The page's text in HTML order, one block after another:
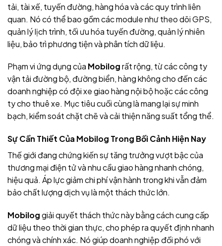
tải, tài xế, tuyến đường, hàng hóa và các quy trình liên
quan. Nó có thể bao gồm các module như theo dõi GPS,
quản lý lịch trình, tối ưu hóa tuyến đường, quản lý nhiên
liệu, bảo trì phương tiện và phân tích dữ liệu.
Phạm vi ứng dụng của Mobilogrất rộng, từ các công ty
vận tải đường bộ, đường biển, hàng không cho đến các
doanh nghiệp có đội xe giao hàng nội bộ hoặc các công
ty cho thuê xe. Mục tiêu cuối cùng là mang lại sự minh
bạch, kiểm soát chặt chẽ và cải thiện năng suất tổng thể.
Sự Cần Thiết Của Mobilog Trong Bối Cảnh Hiện Nay
Thế giới đang chứng kiến sự tăng trưởng vượt bậc của
thương mại điện tử và nhu cầu giao hàng nhanh chóng,
hiệu quả. Áp lực giảm chi phí vận hành trong khi vẫn đảm
bảo chất lượng dịch vụ là một thách thức lớn.
Mobiloggiải quyết thách thức này bằng cách cung cấp
dữ liệu theo thời gian thực, cho phép ra quyết định nhanh
chóng và chính xác. Nó giúp doanh nghiệp đối phó với